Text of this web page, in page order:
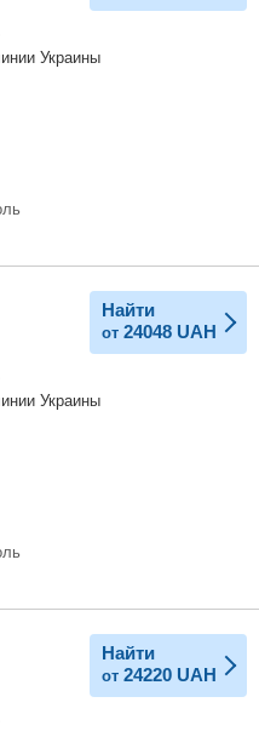
Украины
Найти
от 24048 UAH
Украины
Найти
от 24220 UAH